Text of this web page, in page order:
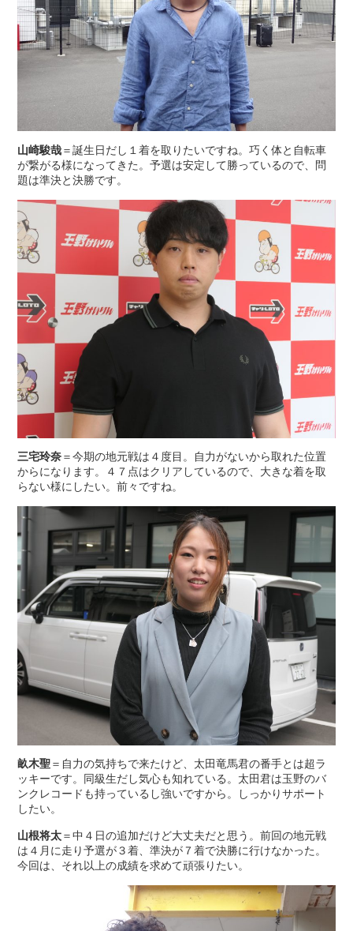
山崎駿哉＝誕生日だし１着を取りたいですね。巧く体と自転車
が繋がる様になってきた。予選は安定して勝っているので、問
題は準決と決勝です。
三宅玲奈＝今期の地元戦は４度目。自力がないから取れた位置
からになります。４７点はクリアしているので、大きな着を取
らない様にしたい。前々ですね。
畝木聖＝自力の気持ちで来たけど、太田竜馬君の番手とは超ラ
ッキーです。同級生だし気心も知れている。太田君は玉野のバ
ンクレコードも持っているし強いですから。しっかりサポート
したい。
山根将太＝中４日の追加だけど大丈夫だと思う。前回の地元戦
は４月に走り予選が３着、準決が７着で決勝に行けなかった。
今回は、それ以上の成績を求めて頑張りたい。